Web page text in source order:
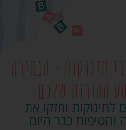
תינוקות - הבחירה
ההורות שלכם
לתינוקות וחזקו את
כבר היום